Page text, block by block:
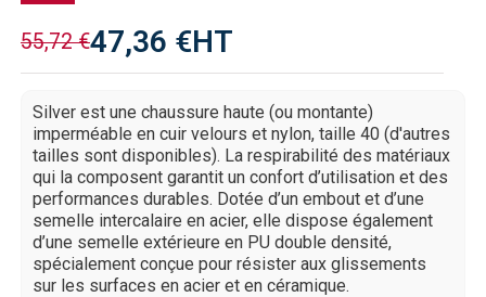
55,72 €47,36 €HT
Silver est une chaussure haute (ou montante)
imperméable en cuir velours et nylon, taille 40 (d'autres
tailles sont disponibles). La respirabilité des matériaux
qui la composent garantit un confort d’utilisation et des
performances durables. Dotée d’un embout et d’une
semelle intercalaire en acier, elle dispose également
d’une semelle extérieure en PU double densité,
spécialement conçue pour résister aux glissements
sur les surfaces en acier et en céramique.